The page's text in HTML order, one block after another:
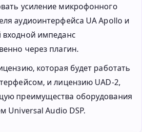
усиление микрофонного
аудиоинтерфейса UA Apollo и
входной импеданс
через плагин.
которая будет работать
и лицензию UAD-2,
преимущества оборудования
Universal Audio DSP.